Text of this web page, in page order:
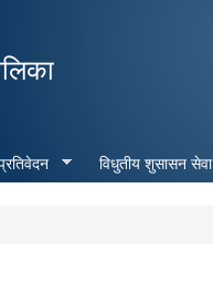
विधुतीय शुसासन सेवा